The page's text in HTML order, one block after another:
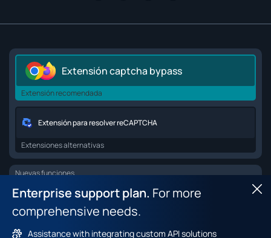
Enterprise support plan. For more
comprehensive needs.
Assistance with integrating custom API solutions
Extensión captcha bypass
Extensión recomendada
Extensión para resolver reCAPTCHA
Extensiones alternativas
Nuevas funciones
Browser API for web scraping